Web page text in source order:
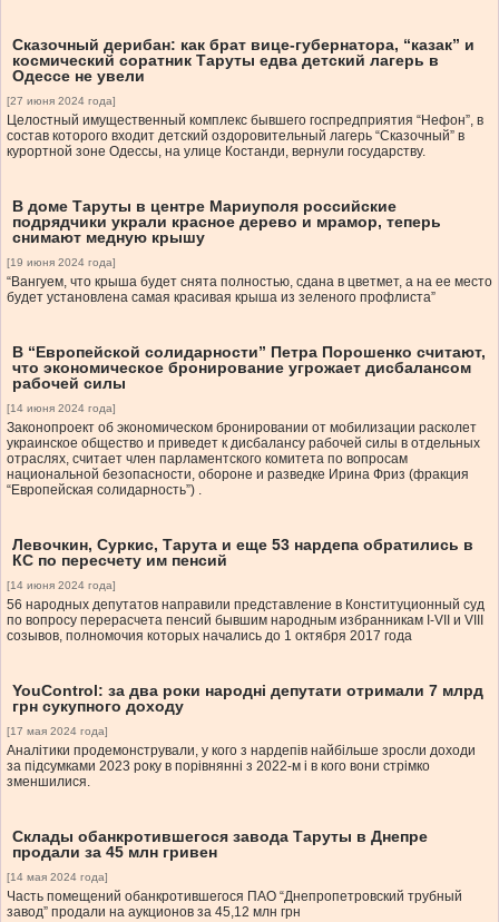
Сказочный дерибан: как брат вице-губернатора, “казак” и
космический соратник Таруты едва детский лагерь в
Одессе не увели
[27 июня 2024 года]
Целостный имущественный комплекс бывшего госпредприятия “Нефон”, в
состав которого входит детский оздоровительный лагерь “Сказочный” в
курортной зоне Одессы, на улице Костанди, вернули государству.
В доме Таруты в центре Мариуполя российские
подрядчики украли красное дерево и мрамор, теперь
снимают медную крышу
[19 июня 2024 года]
“Вангуем, что крыша будет снята полностью, сдана в цветмет, а на ее место
будет установлена ​​самая красивая крыша из зеленого профлиста”
В “Европейской солидарности” Петра Порошенко считают,
что экономическое бронирование угрожает дисбалансом
рабочей силы
[14 июня 2024 года]
Законопроект об экономическом бронировании от мобилизации расколет
украинское общество и приведет к дисбалансу рабочей силы в отдельных
отраслях, считает член парламентского комитета по вопросам
национальной безопасности, обороне и разведке Ирина Фриз (фракция
“Европейская солидарность”) .
Левочкин, Суркис, Тарута и еще 53 нардепа обратились в
КС по пересчету им пенсий
[14 июня 2024 года]
56 народных депутатов направили представление в Конституционный суд
по вопросу перерасчета пенсий бывшим народным избранникам I-VII и VIII
созывов, полномочия которых начались до 1 октября 2017 года
YouControl: за два роки народні депутати отримали 7 млрд
грн сукупного доходу
[17 мая 2024 года]
Аналітики продемонстрували, у кого з нардепів найбільше зросли доходи
за підсумками 2023 року в порівнянні з 2022-м і в кого вони стрімко
зменшилися.
Склады обанкротившегося завода Таруты в Днепре
продали за 45 млн гривен
[14 мая 2024 года]
Часть помещений обанкротившегося ПАО “Днепропетровский трубный
завод” продали на аукционов за 45,12 млн грн